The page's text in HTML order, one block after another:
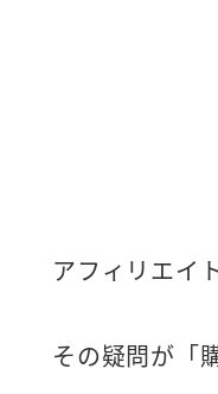
アフィリエイ
その疑問が「